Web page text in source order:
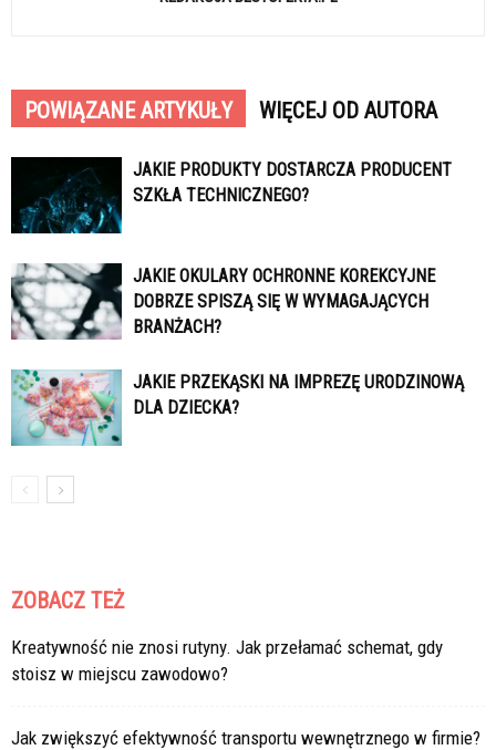
POWIĄZANE ARTYKUŁY WIĘCEJ OD AUTORA
JAKIE PRODUKTY DOSTARCZA PRODUCENT
SZKŁA TECHNICZNEGO?
JAKIE OKULARY OCHRONNE KOREKCYJNE
DOBRZE SPISZĄ SIĘ W WYMAGAJĄCYCH
BRANŻACH?
JAKIE PRZEKĄSKI NA IMPREZĘ URODZINOWĄ
DLA DZIECKA?
ZOBACZ TEŻ
Kreatywność nie znosi rutyny. Jak przełamać schemat, gdy
stoisz w miejscu zawodowo?
Jak zwiększyć efektywność transportu wewnętrznego w firmie?